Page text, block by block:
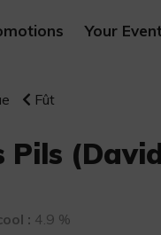
Your
Fût
Pils
: 4.9 %